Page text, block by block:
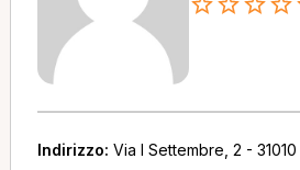
Indirizzo: Via I Settembre, 2 -